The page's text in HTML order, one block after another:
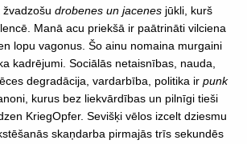
drobenes un jacenes jūkli, kurš
Manā acu priekšā ir paātrināti vilciena
lopu vagonus. Šo ainu nomaina murgaini
kadrējumi. Sociālās netaisnības, nauda,
degradācija, vardarbība, politika ir punk
kurus bez liekvārdības un pilnīgi tieši
KriegOpfer. Sevišķi vēlos izcelt dziesmu
skaņdarba pirmajās trīs sekundēs